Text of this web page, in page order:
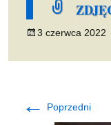
3 czerwca 2022
← Poprzedni